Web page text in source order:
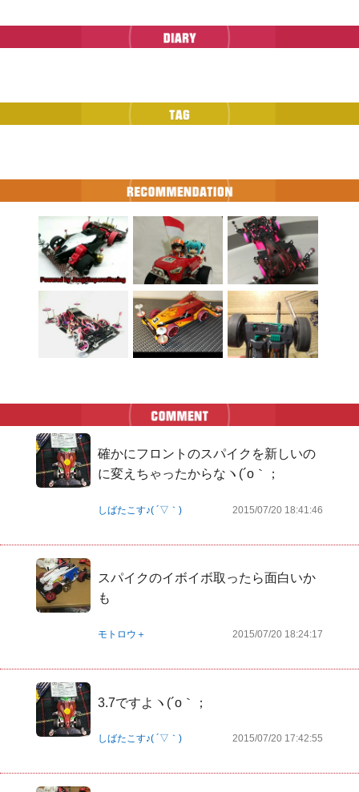
確かにフロントのスパイクを新しいの
に変えちゃったからなヽ(´o｀；
しばたこす♪( ´▽｀) 2015/07/20 18:41:46
スパイクのイボイボ取ったら面白いか
も
モトロウ＋ 2015/07/20 18:24:17
3.7ですよヽ(´o｀；
しばたこす♪( ´▽｀) 2015/07/20 17:42:55